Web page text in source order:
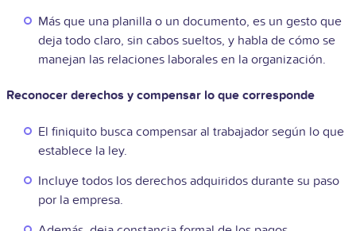
Más que una planilla o un documento, es un gesto que
deja todo claro, sin cabos sueltos, y habla de cómo se
manejan las relaciones laborales en la organización.
Reconocer derechos y compensar lo que corresponde
El finiquito busca compensar al trabajador según lo que
establece la ley.
Incluye todos los derechos adquiridos durante su paso
por la empresa.